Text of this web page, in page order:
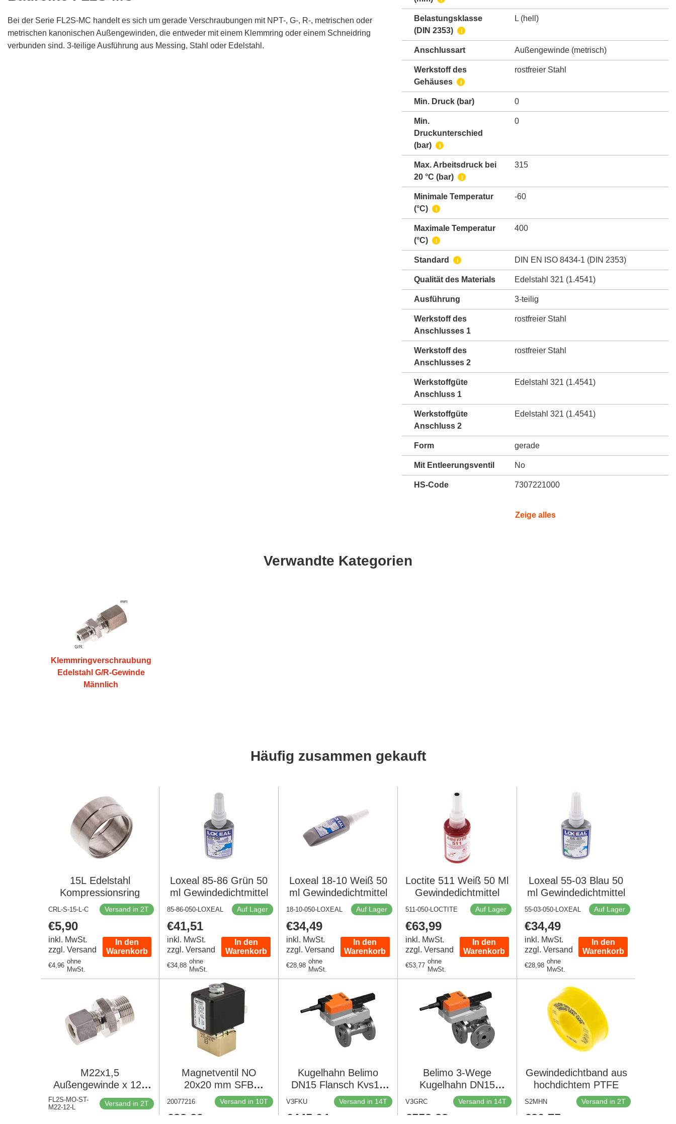
Bei der Serie FL2S-MC handelt es sich um gerade Verschraubungen mit NPT-, G-, R-, metrischen oder
metrischen kanonischen Außengewinden, die entweder mit einem Klemmring oder einem Schneidring
verbunden sind. 3-teilige Ausführung aus Messing, Stahl oder Edelstahl.
Belastungsklasse
(DIN 2353)
i
L (hell)
Anschlussart Außengewinde (metrisch)
Werkstoff des
Gehäuses
i
rostfreier Stahl
Min. Druck (bar) 0
Min.
Druckunterschied
(bar)
i
0
Max. Arbeitsdruck bei
20 °C (bar)
i
315
Minimale Temperatur
(°C)
i
-60
Maximale Temperatur
(°C)
i
400
Standard i DIN EN ISO 8434-1 (DIN 2353)
Qualität des Materials Edelstahl 321 (1.4541)
Ausführung 3-teilig
Werkstoff des
Anschlusses 1
rostfreier Stahl
Werkstoff des
Anschlusses 2
rostfreier Stahl
Werkstoffgüte
Anschluss 1
Edelstahl 321 (1.4541)
Werkstoffgüte
Anschluss 2
Edelstahl 321 (1.4541)
Form gerade
Mit Entleerungsventil No
HS-Code 7307221000
Zeige alles
Verwandte Kategorien
Klemmringverschraubung
Edelstahl G/R-Gewinde
Männlich
Häufig zusammen gekauft
15L Edelstahl
Kompressionsring
CRL-S-15-L-C Versand in 2T
Regulärer
Preis
€5,90
inkl. MwSt.
zzgl. Versand
Regulärer
€4,96
ohne
MwSt.
In den
Warenkorb
Loxeal 85-86 Grün 50
ml Gewindedichtmittel
85-86-050-LOXEAL Auf Lager
Regulärer
Preis
€41,51
inkl. MwSt.
zzgl. Versand
Regulärer
€34,88
ohne
MwSt.
In den
Warenkorb
Loxeal 18-10 Weiß 50
ml Gewindedichtmittel
18-10-050-LOXEAL Auf Lager
Regulärer
Preis
€34,49
inkl. MwSt.
zzgl. Versand
Regulärer
€28,98
ohne
MwSt.
In den
Warenkorb
Loctite 511 Weiß 50 Ml
Gewindedichtmittel
511-050-LOCTITE Auf Lager
Regulärer
Preis
€63,99
inkl. MwSt.
zzgl. Versand
Regulärer
€53,77
ohne
MwSt.
In den
Warenkorb
Loxeal 55-03 Blau 50
ml Gewindedichtmittel
55-03-050-LOXEAL Auf Lager
Regulärer
Preis
€34,49
inkl. MwSt.
zzgl. Versand
Regulärer
€28,98
ohne
MwSt.
In den
Warenkorb
M22x1,5
Außengewinde x 12L
Edelstahl
Verschraubung 315
FL2S-MO-ST-
M22-12-L
Versand in 2T
Magnetventil NO
20x20 mm SFB
Messing FKM 0-
14.5bar/210psi
20077216 Versand in 10T
Regulärer
€83,29
Kugelhahn Belimo
DN15 Flansch Kvs15
24VAC/DC 90s 2/3-
punkt 10Nm IP54
V3FKU Versand in 14T
Regulärer
€445,04
Belimo 3-Wege
Kugelhahn DN15
Flansch Kvs15
24VAC/DC 90s 2/3-
V3GRC Versand in 14T
Regulärer
€553,33
Gewindedichtband aus
hochdichtem PTFE
S2MHN Versand in 2T
Regulärer
€20,75